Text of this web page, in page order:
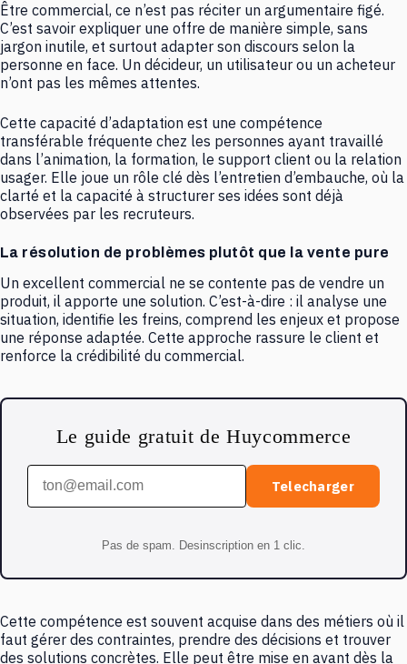
Être commercial, ce n’est pas réciter un argumentaire figé.
C’est savoir expliquer une offre de manière simple, sans
jargon inutile, et surtout adapter son discours selon la
personne en face. Un décideur, un utilisateur ou un acheteur
n’ont pas les mêmes attentes.
Cette capacité d’adaptation est une compétence
transférable fréquente chez les personnes ayant travaillé
dans l’animation, la formation, le support client ou la relation
usager. Elle joue un rôle clé dès l’entretien d’embauche, où la
clarté et la capacité à structurer ses idées sont déjà
observées par les recruteurs.
La résolution de problèmes plutôt que la vente pure
Un excellent commercial ne se contente pas de vendre un
produit, il apporte une solution. C’est-à-dire : il analyse une
situation, identifie les freins, comprend les enjeux et propose
une réponse adaptée. Cette approche rassure le client et
renforce la crédibilité du commercial.
Le guide gratuit de Huycommerce
Telecharger
Pas de spam. Desinscription en 1 clic.
Cette compétence est souvent acquise dans des métiers où il
faut gérer des contraintes, prendre des décisions et trouver
des solutions concrètes. Elle peut être mise en avant dès la